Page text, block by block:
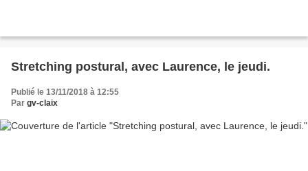
Stretching postural, avec Laurence, le jeudi.
Publié le 13/11/2018 à 12:55
Par gv-claix